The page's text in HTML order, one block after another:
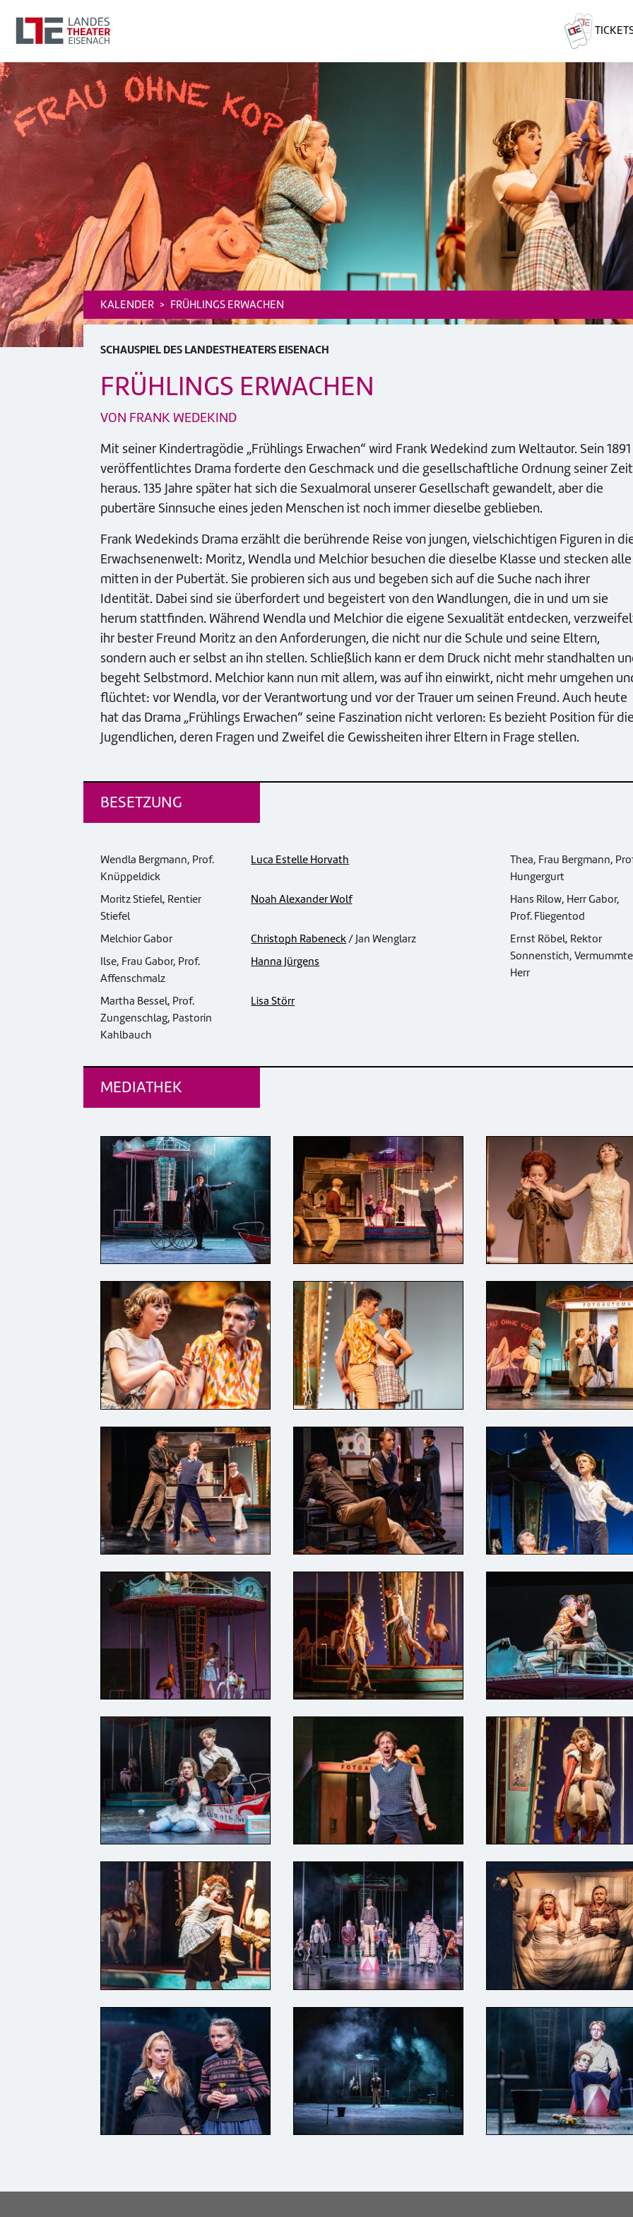
KALENDER FRÜHLINGS ERWACHEN
SCHAUSPIEL DES LANDESTHEATERS EISENACH
FRÜHLINGS ERWACHEN
VON FRANK WEDEKIND
Mit seiner Kindertragödie „Frühlings Erwachen“ wird Frank Wedekind zum Weltautor. Sein 1891
veröffentlichtes Drama forderte den Geschmack und die gesellschaftliche Ordnung seiner Zeit
heraus. 135 Jahre später hat sich die Sexualmoral unserer Gesellschaft gewandelt, aber die
pubertäre Sinnsuche eines jeden Menschen ist noch immer dieselbe geblieben.
Frank Wedekinds Drama erzählt die berührende Reise von jungen, vielschichtigen Figuren in
Erwachsenenwelt: Moritz, Wendla und Melchior besuchen die dieselbe Klasse und stecken alle
mitten in der Pubertät. Sie probieren sich aus und begeben sich auf die Suche nach ihrer
Identität. Dabei sind sie überfordert und begeistert von den Wandlungen, die in und um sie
herum stattfinden. Während Wendla und Melchior die eigene Sexualität entdecken,
ihr bester Freund Moritz an den Anforderungen, die nicht nur die Schule und seine Eltern,
sondern auch er selbst an ihn stellen. Schließlich kann er dem Druck nicht mehr standhalten
begeht Selbstmord. Melchior kann nun mit allem, was auf ihn einwirkt, nicht mehr umgehen
flüchtet: vor Wendla, vor der Verantwortung und vor der Trauer um seinen Freund. Auch heute
hat das Drama „Frühlings Erwachen“ seine Faszination nicht verloren: Es bezieht Position für
Jugendlichen, deren Fragen und Zweifel die Gewissheiten ihrer Eltern in Frage stellen.
BESETZUNG
Wendla Bergmann, Prof.
Knüppeldick
Luca Estelle Horvath
Moritz Stiefel, Rentier
Stiefel
Noah Alexander Wolf
Melchior Gabor Christoph Rabeneck
/ Jan Wenglarz
Ilse, Frau Gabor, Prof.
Affenschmalz
Hanna Jürgens
Martha Bessel, Prof.
Zungenschlag, Pastorin
Kahlbauch
Lisa Störr
Thea, Frau Bergmann,
Hungergurt
Hans Rilow, Herr Gabor,
Prof. Fliegentod
Ernst Röbel, Rektor
Sonnenstich,
Herr
MEDIATHEK